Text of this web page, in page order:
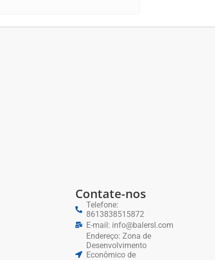
Contate-nos
Telefone:
8613838515872
E-mail: info@balersl.com
Endereço: Zona de
Desenvolvimento
Econômico de